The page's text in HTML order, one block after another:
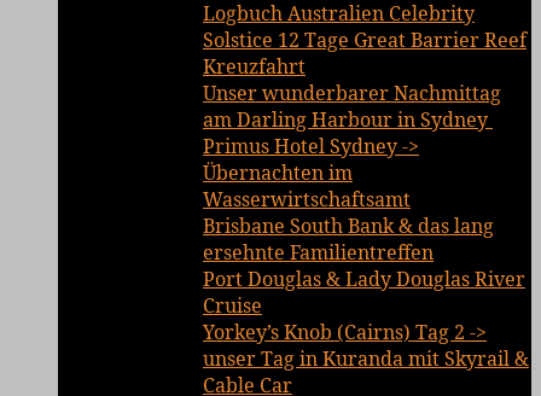
Logbuch Australien Celebrity
Solstice 12 Tage Great Barrier Reef
Kreuzfahrt
Unser wunderbarer Nachmittag
am Darling Harbour in Sydney
Primus Hotel Sydney ->
Übernachten im
Wasserwirtschaftsamt
Brisbane South Bank & das lang
ersehnte Familientreffen
Port Douglas & Lady Douglas River
Cruise
Yorkey’s Knob (Cairns) Tag 2 ->
unser Tag in Kuranda mit Skyrail &
Cable Car